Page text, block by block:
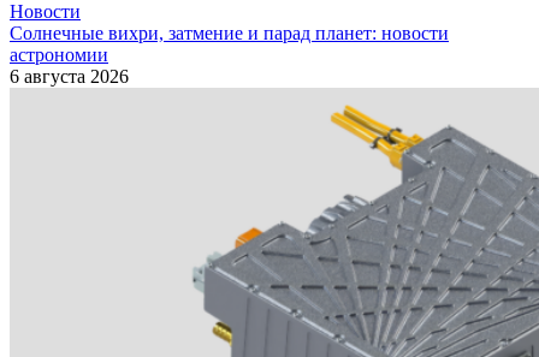
Новости
Солнечные вихри, затмение и парад планет: новости
астрономии
6 августа 2026